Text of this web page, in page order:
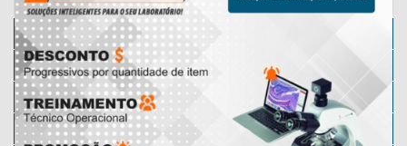
Microscópio
Micrótomos
Karl Fischer
Micrótomo Manual